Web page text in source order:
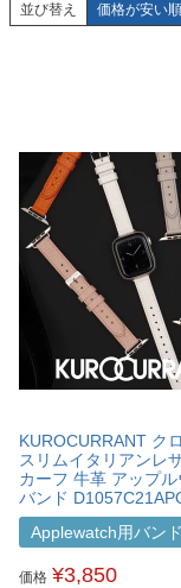
並び替え 価格が安い順
KUROCURRANT ク
スリムイタリアンレ
カーフ 牛革 アップ
バンド
Applewatch用バンド
価格 ¥3,850